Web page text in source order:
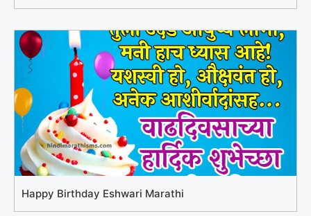
Happy Birthday Eshwari Marathi